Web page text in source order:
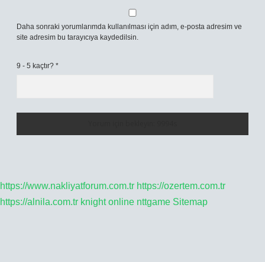
Daha sonraki yorumlarımda kullanılması için adım, e-posta adresim ve
site adresim bu tarayıcıya kaydedilsin.
9 - 5 kaçtır? *
https://www.nakliyatforum.com.tr https://ozertem.com.tr
https://alnila.com.tr knight online nttgame Sitemap